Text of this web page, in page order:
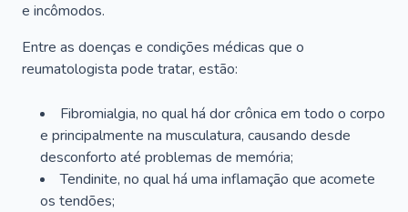
e incômodos.
Entre as doenças e condições médicas que o
reumatologista pode tratar, estão:
Fibromialgia, no qual há dor crônica em todo o corpo
e principalmente na musculatura, causando desde
desconforto até problemas de memória;
Tendinite, no qual há uma inflamação que acomete
os tendões;